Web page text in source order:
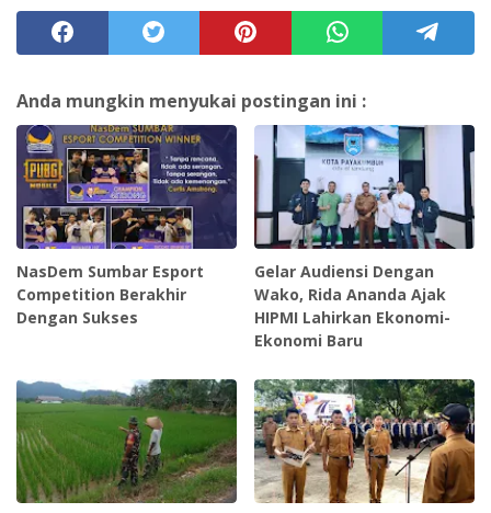
Anda mungkin menyukai postingan ini :
NasDem Sumbar Esport
Competition Berakhir
Dengan Sukses
Gelar Audiensi Dengan
Wako, Rida Ananda Ajak
HIPMI Lahirkan Ekonomi-
Ekonomi Baru